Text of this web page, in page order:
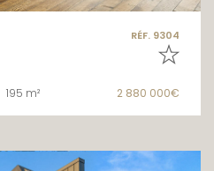
RÉF. 9304
195 m² 2 880 000€